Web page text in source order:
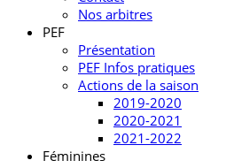
Nos arbitres
PEF
Présentation
PEF Infos pratiques
Actions de la saison
2019-2020
2020-2021
2021-2022
Féminines